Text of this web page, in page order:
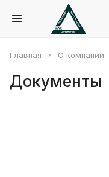
Главная О компании
Документы